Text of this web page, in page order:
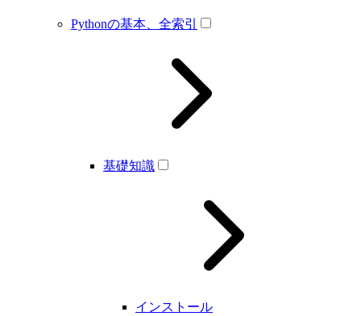
Pythonの基本、全索引
基礎知識
インストール